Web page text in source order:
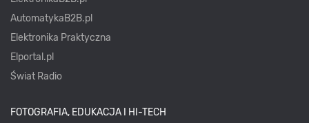
AutomatykaB2B.pl
Elektronika Praktyczna
Elportal.pl
Świat Radio
FOTOGRAFIA, EDUKACJA I HI-TECH